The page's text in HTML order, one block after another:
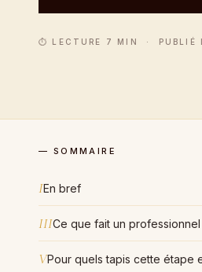
⏱ LECTURE 7 MIN · PUBLIÉ
— SOMMAIRE
IEn bref
IIICe que fait un
VPour quels tapis cette étape